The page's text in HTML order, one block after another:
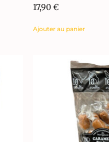
17,90€
Ajouter au panier